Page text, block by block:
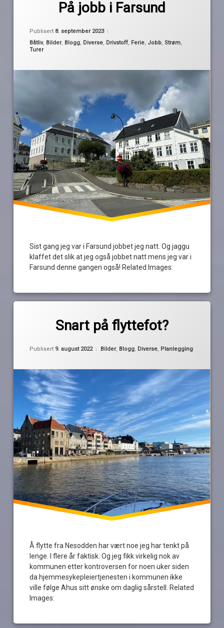
På jobb i Farsund
Publisert 8. september 2023
Kategorier:
Båtliv, Bilder, Blogg, Diverse, Drivstoff, Ferie, Jobb, Strøm,
Turer
Sist gang jeg var i Farsund jobbet jeg natt. Og jaggu
klaffet det slik at jeg også jobbet natt mens jeg var i
Farsund denne gangen også! Related Images:
marine
Farsund
vrakjakt
Snart på flyttefot?
Publisert 9. august 2022 Kategorier:
Bilder, Blogg, Diverse, Planlegging
Å flytte fra Nesodden har vært noe jeg har tenkt på
lenge. I flere år faktisk. Og jeg fikk virkelig nok av
kommunen etter kontroversen for noen uker siden
da hjemmesykepleiertjenesten i kommunen ikke
ville følge Ahus sitt ønske om daglig sårstell. Related
Images:
flytteplaner
flytting
fredrikstad
Grimstad
Halden
hvaler
Hvasser
pensjonist
kommentarer
på